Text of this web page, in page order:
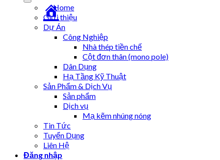
Home
Giới thiệu
Dự Án
Công Nghiệp
Nhà thép tiền chế
Cột đơn thân (mono pole)
Dân Dụng
Hạ Tầng Kỹ Thuật
Sản Phẩm & Dịch Vụ
Sản phẩm
Dịch vụ
Mạ kẽm nhúng nóng
Tin Tức
Tuyển Dụng
Liên Hệ
Đăng nhập